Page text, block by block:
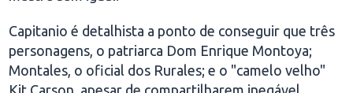
Capitanio é detalhista a ponto de conseguir que três
personagens, o patriarca Dom Enrique Montoya;
Montales, o oficial dos Rurales; e o "camelo velho"
Kit Carson, apesar de compartilharem inegável